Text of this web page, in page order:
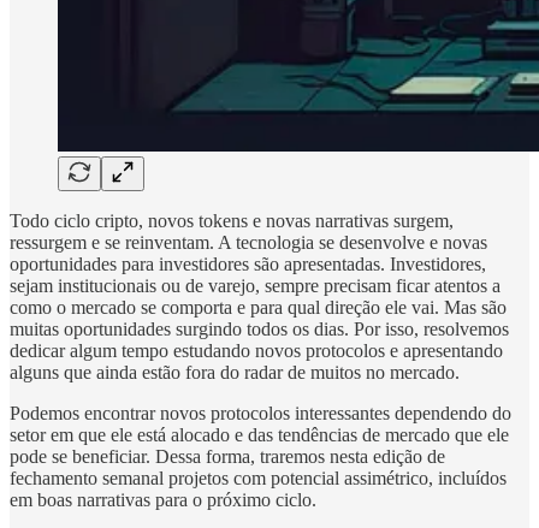
Todo ciclo cripto, novos tokens e novas narrativas surgem,
ressurgem e se reinventam. A tecnologia se desenvolve e novas
oportunidades para investidores são apresentadas. Investidores,
sejam institucionais ou de varejo, sempre precisam ficar atentos a
como o mercado se comporta e para qual direção ele vai. Mas são
muitas oportunidades surgindo todos os dias. Por isso, resolvemos
dedicar algum tempo estudando novos protocolos e apresentando
alguns que ainda estão fora do radar de muitos no mercado.
Podemos encontrar novos protocolos interessantes dependendo do
setor em que ele está alocado e das tendências de mercado que ele
pode se beneficiar. Dessa forma, traremos nesta edição de
fechamento semanal projetos com potencial assimétrico, incluídos
em boas narrativas para o próximo ciclo.